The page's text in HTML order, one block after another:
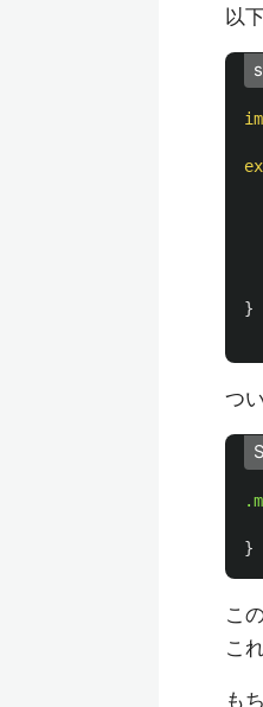
以
}
つ
}
こ
こ
も